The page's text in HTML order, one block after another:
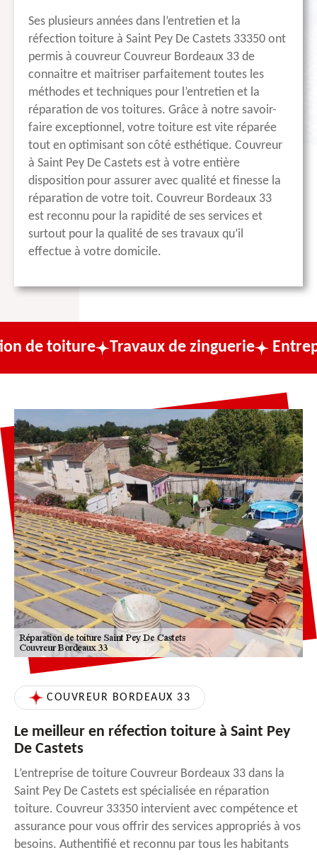
Ses plusieurs années dans l’entretien et la
réfection toiture à Saint Pey De Castets 33350 ont
permis à couvreur Couvreur Bordeaux 33 de
connaitre et maitriser parfaitement toutes les
méthodes et techniques pour l’entretien et la
réparation de vos toitures. Grâce à notre savoir-
faire exceptionnel, votre toiture est vite réparée
tout en optimisant son côté esthétique. Couvreur
à Saint Pey De Castets est à votre entière
disposition pour assurer avec qualité et finesse la
réparation de votre toit. Couvreur Bordeaux 33
est reconnu pour la rapidité de ses services et
surtout pour la qualité de ses travaux qu’il
effectue à votre domicile.
Travaux de zinguerie Entreprise de
COUVREUR BORDEAUX 33
Le meilleur en réfection toiture à Saint Pey
De Castets
L’entreprise de toiture Couvreur Bordeaux 33 dans la
Saint Pey De Castets est spécialisée en réparation
toiture. Couvreur 33350 intervient avec compétence et
assurance pour vous offrir des services appropriés à vos
besoins. Authentifié et reconnu par tous les habitants